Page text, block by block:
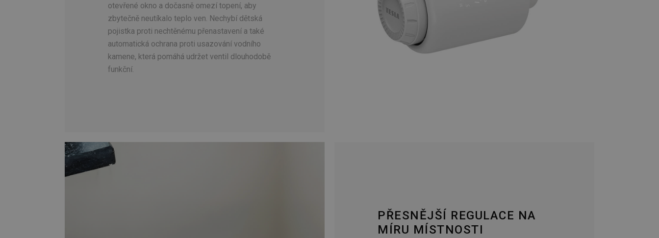
otevřené okno a dočasně omezí topení, aby
zbytečně neutíkalo teplo ven. Nechybí dětská
pojistka proti nechtěnému přenastavení a také
automatická ochrana proti usazování vodního
kamene, která pomáhá udržet ventil dlouhodobě
funkční.
PŘESNĚJŠÍ REGULACE NA
MÍRU MÍSTNOSTI